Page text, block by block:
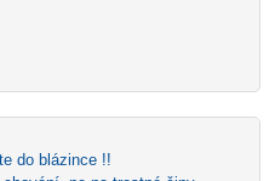
do blázince !!